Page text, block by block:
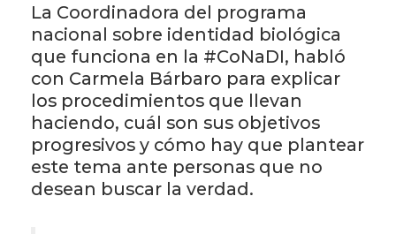
La Coordinadora del programa
nacional sobre identidad biológica
que funciona en la #CoNaDI, habló
con Carmela Bárbaro para explicar
los procedimientos que llevan
haciendo, cuál son sus objetivos
progresivos y cómo hay que plantear
este tema ante personas que no
desean buscar la verdad.